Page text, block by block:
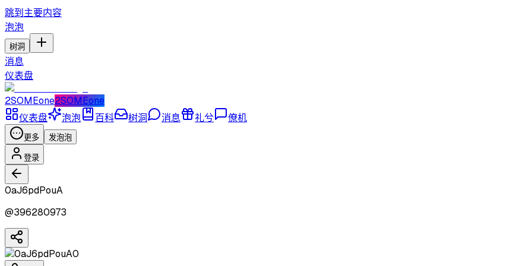
跳到主要内容
泡泡
树洞
消息
仪表盘
2SOMEone2SOMEone
仪表盘
泡泡 百科 树洞 消息 礼兮 僚机
更多 发泡泡
登录
0aJ6pdPouA
@396280973
0